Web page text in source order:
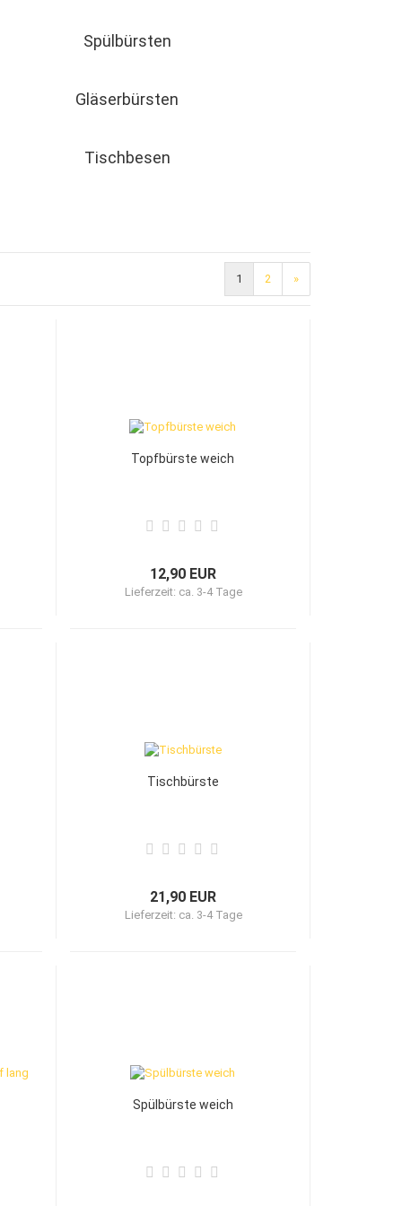
Spülbürsten
Gläserbürsten
Tischbesen
1 2 »
Topfbürste weich
12,90 EUR
Lieferzeit: ca. 3-4 Tage
Tischbürste
21,90 EUR
Lieferzeit: ca. 3-4 Tage
Spülbürste weich